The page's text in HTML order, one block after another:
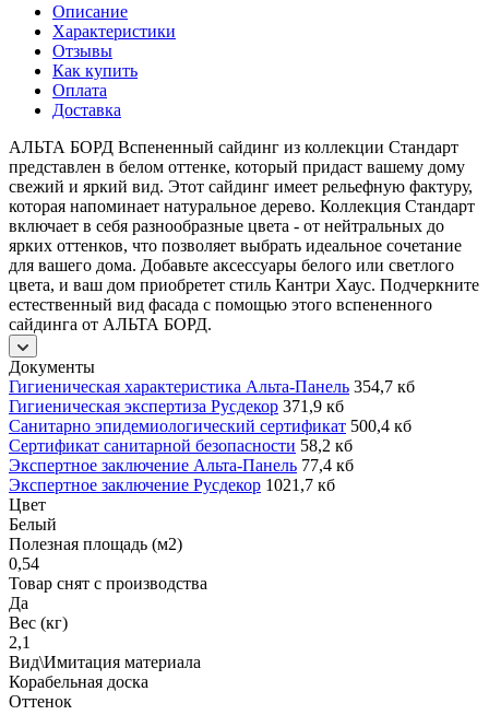
Описание
Характеристики
Отзывы
Как купить
Оплата
Доставка
АЛЬТА БОРД Вспененный сайдинг из коллекции Стандарт
представлен в белом оттенке, который придаст вашему дому
свежий и яркий вид. Этот сайдинг имеет рельефную фактуру,
которая напоминает натуральное дерево. Коллекция Стандарт
включает в себя разнообразные цвета - от нейтральных до
ярких оттенков, что позволяет выбрать идеальное сочетание
для вашего дома. Добавьте аксессуары белого или светлого
цвета, и ваш дом приобретет стиль Кантри Хаус. Подчеркните
естественный вид фасада с помощью этого вспененного
сайдинга от АЛЬТА БОРД.
Документы
Гигиеническая характеристика Альта-Панель 354,7 кб
Гигиеническая экспертиза Русдекор 371,9 кб
Санитарно эпидемиологический сертификат 500,4 кб
Сертификат санитарной безопасности 58,2 кб
Экспертное заключение Альта-Панель 77,4 кб
Экспертное заключение Русдекор 1021,7 кб
Цвет
Белый
Полезная площадь (м2)
0,54
Товар снят с производства
Да
Вес (кг)
2,1
Вид\Имитация материала
Корабельная доска
Оттенок